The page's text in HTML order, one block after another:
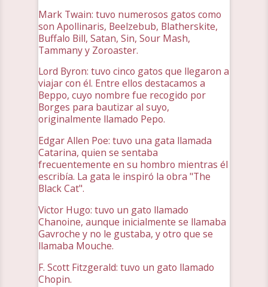
Mark Twain: tuvo numerosos gatos como
son Apollinaris, Beelzebub, Blatherskite,
Buffalo Bill, Satan, Sin, Sour Mash,
Tammany y Zoroaster.
Lord Byron: tuvo cinco gatos que llegaron a
viajar con él. Entre ellos destacamos a
Beppo, cuyo nombre fue recogido por
Borges para bautizar al suyo,
originalmente llamado Pepo.
Edgar Allen Poe: tuvo una gata llamada
Catarina, quien se sentaba
frecuentemente en su hombro mientras él
escribía. La gata le inspiró la obra "The
Black Cat".
Victor Hugo: tuvo un gato llamado
Chanoine, aunque inicialmente se llamaba
Gavroche y no le gustaba, y otro que se
llamaba Mouche.
F. Scott Fitzgerald: tuvo un gato llamado
Chopin.